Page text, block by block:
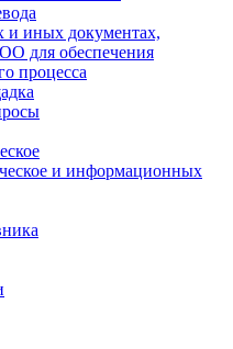
и иных документах,
для обеспечения
процесса
и информационных